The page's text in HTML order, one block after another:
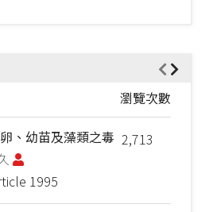
瀏覽次數
2,713
、幼苗及藻類之毒
1995